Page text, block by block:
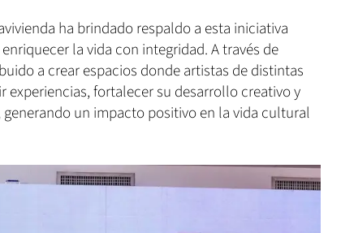
ha brindado respaldo a esta iniciativa
la vida con integridad. A través de
a crear espacios donde artistas de distintas
experiencias, fortalecer su desarrollo creativo y
generando un impacto positivo en la vida cultural